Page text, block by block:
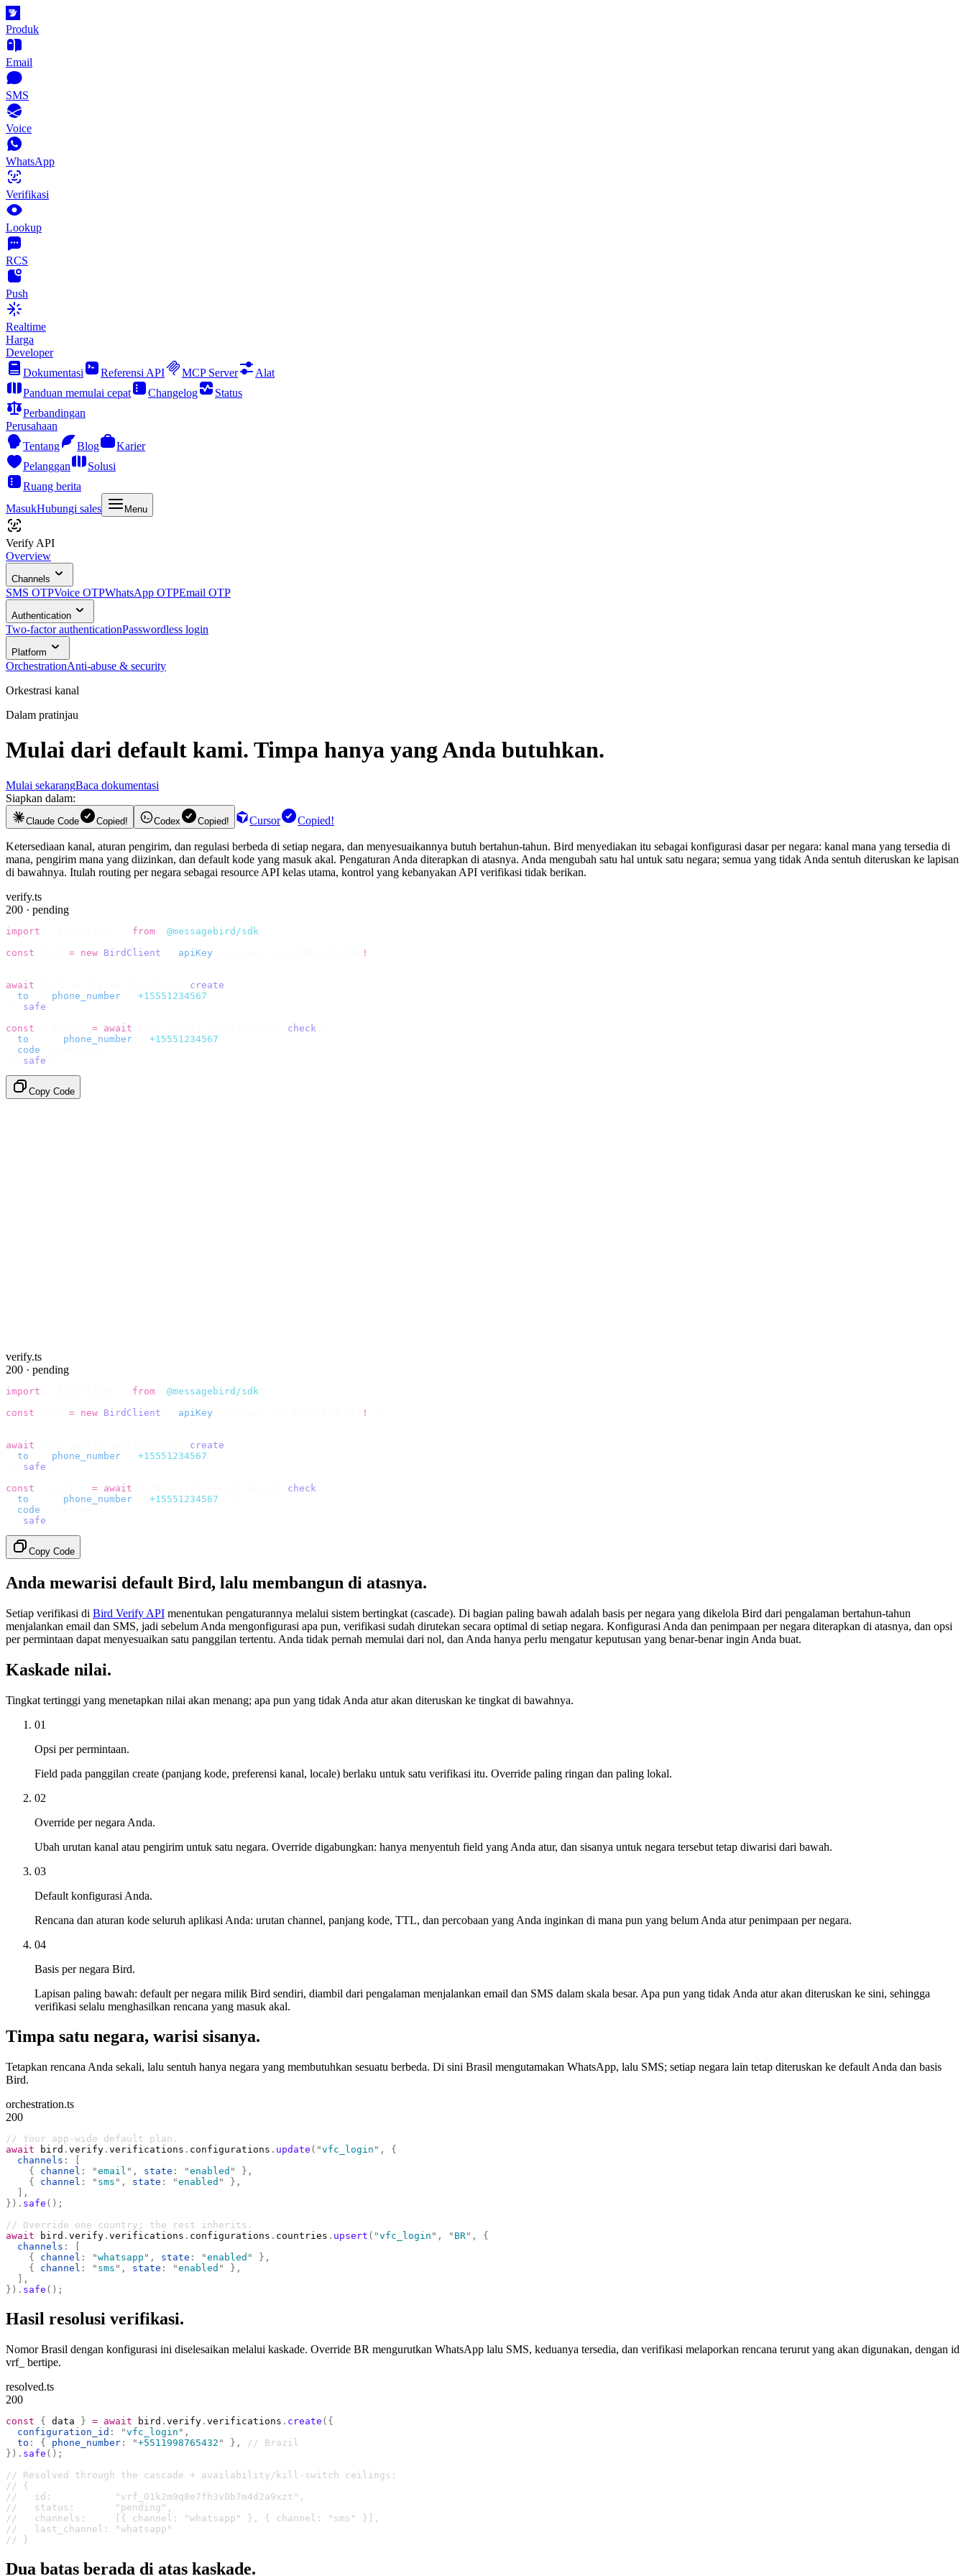
Produk
Email
SMS
Voice
WhatsApp
Verifikasi
Lookup
RCS
Push
Realtime
Harga
Developer
Dokumentasi
Referensi API MCP Server
Alat
Panduan memulai cepat
Changelog
Status
Perbandingan
Perusahaan
Tentang
Blog
Karier
Pelanggan
Solusi
Ruang berita
MasukHubungi sales Menu
Verify API
Overview
Channels
SMS OTPVoice OTPWhatsApp OTPEmail OTP
Authentication
Two-factor authenticationPasswordless login
Platform
OrchestrationAnti-abuse & security
Orkestrasi kanal
Dalam pratinjau
Mulai dari default kami. Timpa hanya yang Anda butuhkan.
Mulai sekarangBaca dokumentasi
Siapkan dalam:
Claude Code Copied! Codex Copied! Cursor Copied!
Ketersediaan kanal, aturan pengirim, dan regulasi berbeda di setiap negara, dan menyesuaikannya butuh bertahun-tahun. Bird menyediakan itu sebagai konfigurasi dasar per negara: kanal mana yang tersedia di
mana, pengirim mana yang diizinkan, dan default kode yang masuk akal. Pengaturan Anda diterapkan di atasnya. Anda mengubah satu hal untuk satu negara; semua yang tidak Anda sentuh diteruskan ke lapisan
di bawahnya. Itulah routing per negara sebagai resource API kelas utama, kontrol yang kebanyakan API verifikasi tidak berikan.
verify.ts
200 · pending
import from @messagebird/sdk
const
= new BirdClient apiKey !
await
create
  to
phone_number +15551234567
safe
const
= await check
  to
phone_number +15551234567
  code
safe
Copy Code
verify.ts
200 · pending
import from @messagebird/sdk
const
= new BirdClient apiKey !
await
create
  to
phone_number +15551234567
safe
const
= await check
  to
phone_number +15551234567
  code
safe
Copy Code
Anda mewarisi default Bird, lalu membangun di atasnya.
Setiap verifikasi di Bird Verify API menentukan pengaturannya melalui sistem bertingkat (cascade). Di bagian paling bawah adalah basis per negara yang dikelola Bird dari pengalaman bertahun-tahun
menjalankan email dan SMS, jadi sebelum Anda mengonfigurasi apa pun, verifikasi sudah dirutekan secara optimal di setiap negara. Konfigurasi Anda dan penimpaan per negara diterapkan di atasnya, dan opsi
per permintaan dapat menyesuaikan satu panggilan tertentu. Anda tidak pernah memulai dari nol, dan Anda hanya perlu mengatur keputusan yang benar-benar ingin Anda buat.
Kaskade nilai.
Tingkat tertinggi yang menetapkan nilai akan menang; apa pun yang tidak Anda atur akan diteruskan ke tingkat di bawahnya.
01
Opsi per permintaan.
Field pada panggilan create (panjang kode, preferensi kanal, locale) berlaku untuk satu verifikasi itu. Override paling ringan dan paling lokal.
02
Override per negara Anda.
Ubah urutan kanal atau pengirim untuk satu negara. Override digabungkan: hanya menyentuh field yang Anda atur, dan sisanya untuk negara tersebut tetap diwarisi dari bawah.
03
Default konfigurasi Anda.
Rencana dan aturan kode seluruh aplikasi Anda: urutan channel, panjang kode, TTL, dan percobaan yang Anda inginkan di mana pun yang belum Anda atur penimpaan per negara.
04
Basis per negara Bird.
Lapisan paling bawah: default per negara milik Bird sendiri, diambil dari pengalaman menjalankan email dan SMS dalam skala besar. Apa pun yang tidak Anda atur akan diteruskan ke sini, sehingga
verifikasi selalu menghasilkan rencana yang masuk akal.
Timpa satu negara, warisi sisanya.
Tetapkan rencana Anda sekali, lalu sentuh hanya negara yang membutuhkan sesuatu berbeda. Di sini Brasil mengutamakan WhatsApp, lalu SMS; setiap negara lain tetap diteruskan ke default Anda dan basis
Bird.
orchestration.ts
200
// Your app-wide default plan.
await bird . verify . verifications . configurations . update ( "vfc_login " ,
{
  channels
:
    {
channel : "email " , state : "enabled "
},
    {
channel : " sms " , state : "enabled "
},
  ],
}). safe ();
// Override one country; the rest inherits.
await bird . verify . verifications . configurations . countries . upsert ( "vfc_login " , " BR" ,
{
  channels
:
    {
channel : "whatsapp " , state : "enabled "
},
    {
channel : " sms " , state : "enabled "
},
  ],
}). safe ();
Hasil resolusi verifikasi.
Nomor Brasil dengan konfigurasi ini diselesaikan melalui kaskade. Override BR mengurutkan WhatsApp lalu SMS, keduanya tersedia, dan verifikasi melaporkan rencana terurut yang akan digunakan, dengan id
vrf_ bertipe.
resolved.ts
200
const { data } = await bird . verify . verifications . create ({
  configuration_id
: "vfc_login " ,
  to
: { phone_number : "+5511998765432 " },
// Brazil
}). safe ();
// Resolved through the cascade + availability/kill-switch ceilings:
// {
//   id:           "vrf_01k2m9q8e7fh3v0b7m4d2a9xzt",
//   status:       "pending",
//   channels:     [{ channel: "whatsapp" }, { channel: "sms" }],
//   last_channel: "whatsapp"
// }
Dua batas berada di atas kaskade.